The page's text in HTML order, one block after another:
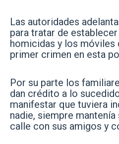
Las autoridades
para tratar de
homicidas y los
primer crimen en esta
Por su parte los
dan crédito a lo
manifestar que tuviera
nadie, siempre
calle con sus amigos y